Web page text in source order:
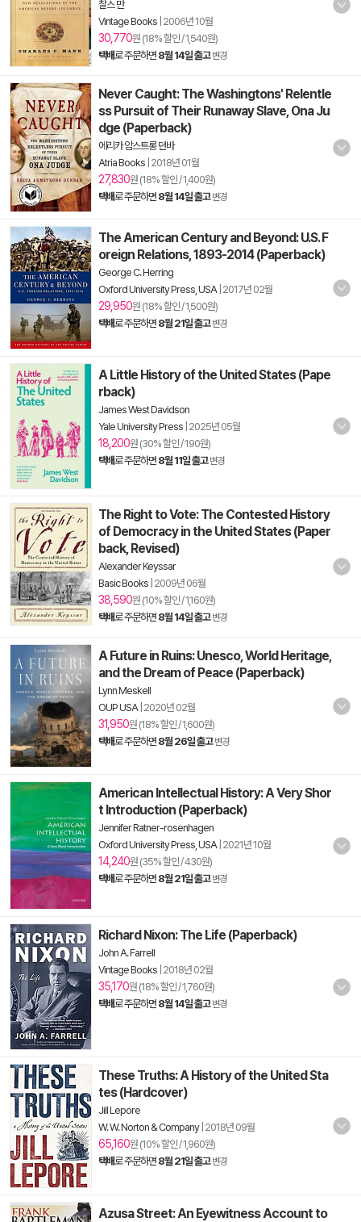
찰스 만
Vintage Books 2006년 10월
30,770원 (18% 할인 / 1,540원)
택배로 주문하면 8월 14일 출고 변경
Never Caught: The Washingtons' Relentle
ss Pursuit of Their Runaway Slave, Ona Ju
dge (Paperback)
에리카 암스트롱 던바
Atria Books 2018년 01월
27,830원 (18% 할인 / 1,400원)
택배로 주문하면 8월 14일 출고 변경
The American Century and Beyond: U.S. F
oreign Relations, 1893-2014 (Paperback)
George C. Herring
Oxford University Press, USA| 2017년 02월
29,950원 (18% 할인 / 1,500원)
택배로 주문하면 8월 21일 출고 변경
A Little History of the United States (Pape
rback)
James West Davidson
Yale University Press 2025년 05월
18,200원 (30% 할인 / 190원)
택배로 주문하면 8월 11일 출고 변경
The Right to Vote: The Contested History
of Democracy in the United States (Paper
back, Revised)
Alexander Keyssar
Basic Books 2009년 06월
38,590원 (10% 할인 / 1,160원)
택배로 주문하면 8월 14일 출고 변경
A Future in Ruins: Unesco, World Heritage,
and the Dream of Peace (Paperback)
Lynn Meskell
OUP USA| 2020년 02월
31,950원 (18% 할인 / 1,600원)
택배로 주문하면 8월 26일 출고 변경
American Intellectual History: A Very Shor
t Introduction (Paperback)
Jennifer Ratner-rosenhagen
Oxford University Press, USA| 2021년 10월
14,240원 (35% 할인 / 430원)
택배로 주문하면 8월 21일 출고 변경
Richard Nixon: The Life (Paperback)
John A. Farrell
Vintage Books 2018년 02월
35,170원 (18% 할인 / 1,760원)
택배로 주문하면 8월 14일 출고 변경
These Truths: A History of the United Sta
tes (Hardcover)
Jill Lepore
W. W. Norton & Company| 2018년 09월
65,160원 (10% 할인 / 1,960원)
택배로 주문하면 8월 21일 출고 변경
Azusa Street: An Eyewitness Account to